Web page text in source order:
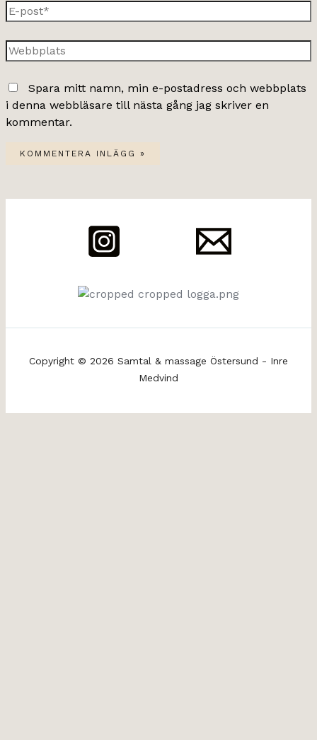
E-
post*
Webbplats
Spara mitt namn, min e-postadress och webbplats
i denna webbläsare till nästa gång jag skriver en
kommentar.
Copyright © 2026 Samtal & massage Östersund - Inre
Medvind